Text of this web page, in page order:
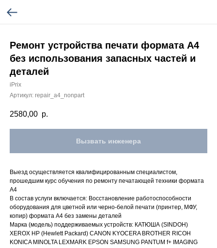
Ремонт устройства печати формата А4
без использования запасных частей и
деталей
iPrix
Артикул: repair_a4_nonpart
2580,00 р.
Вызвать инженера
Выезд осуществляется квалифицированным специалистом,
прошедшим курс обучения по ремонту печатающей техники формата
А4
В состав услуги включается: Восстановление работоспособности
оборудования для цветной или черно-белой печати (принтер, МФУ,
копир) формата А4 без замены деталей
Марка (модель) поддерживаемых устройств: КАТЮША (SINDOH)
XEROX HP (Hewlett Packard) CANON KYOCERA BROTHER RICOH
KONICA MINOLTA LEXMARK EPSON SAMSUNG PANTUM f+ IMAGING